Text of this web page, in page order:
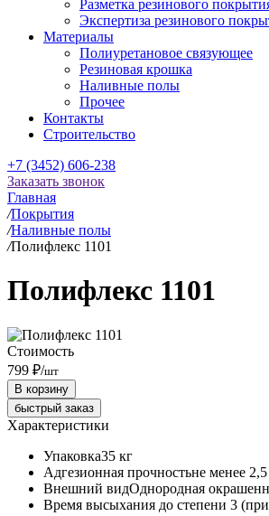
Разметка резинового
Экспертиза резинового
Материалы
Полиуретановое связующее
Резиновая крошка
Наливные полы
Прочее
Контакты
Строительство
+7 (3452) 606-238
Заказать звонок
Главная
/Покрытия
/Наливные полы
/Полифлекс 1101
Полифлекс 1101
Стоимость
799 ₽/шт
В корзину
быстрый заказ
Характеристики
Упаковка35 кг
Адгезионная прочностьне менее
Внешний видОднородная
Время высыхания до степени 3